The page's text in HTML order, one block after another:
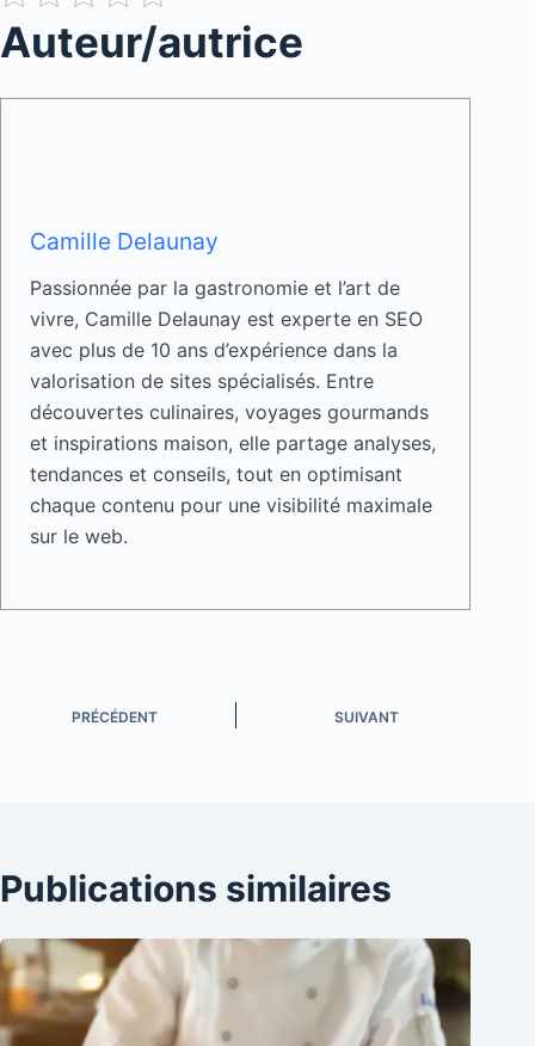
Auteur/autrice
Camille Delaunay
Passionnée par la gastronomie et l’art de
vivre, Camille Delaunay est experte en SEO
avec plus de 10 ans d’expérience dans la
valorisation de sites spécialisés. Entre
découvertes culinaires, voyages gourmands
et inspirations maison, elle partage analyses,
tendances et conseils, tout en optimisant
chaque contenu pour une visibilité maximale
sur le web.
PRÉCÉDENT SUIVANT
Publications similaires